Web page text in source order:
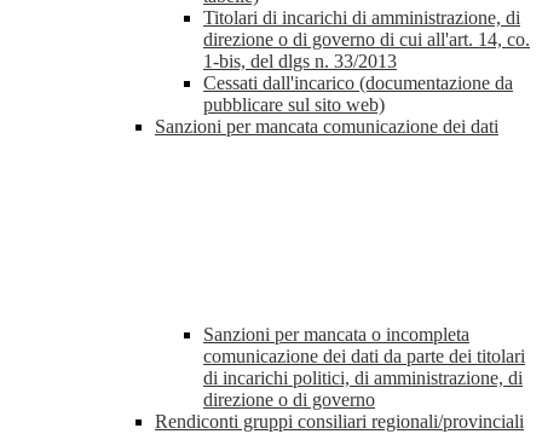
Titolari di incarichi di amministrazione, di
direzione o di governo di cui all'art. 14, co.
1-bis, del dlgs n. 33/2013
Cessati dall'incarico (documentazione da
pubblicare sul sito web)
Sanzioni per mancata comunicazione dei dati
Sanzioni per mancata o incompleta
comunicazione dei dati da parte dei titolari
di incarichi politici, di amministrazione, di
direzione o di governo
Rendiconti gruppi consiliari regionali/provinciali